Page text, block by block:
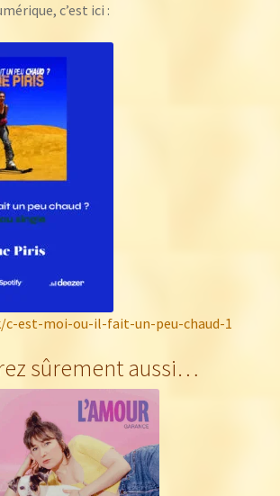
c’est ici :
est-moi-ou-il-fait-un-peu-chaud-1
sûrement aussi…